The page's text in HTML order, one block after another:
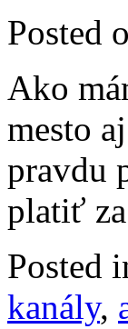
Posted
Ako
mesto
pravdu
platiť
Posted
kanály,